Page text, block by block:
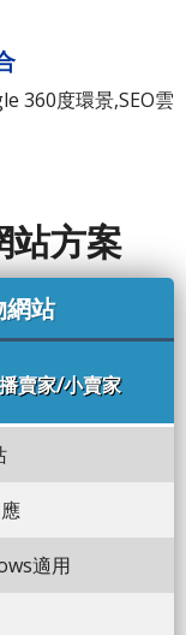
360度環景,SEO雲
站方案
網站
賣家/小賣家
適用